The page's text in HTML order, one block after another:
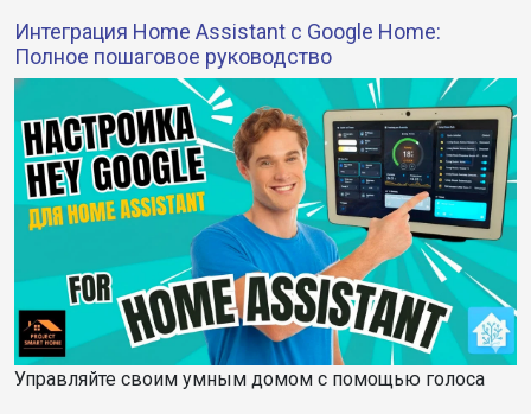
Интеграция Home Assistant с Google Home:
Полное пошаговое руководство
Управляйте своим умным домом с помощью голоса